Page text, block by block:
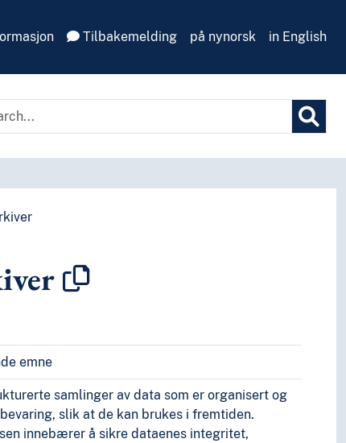
Tilbakemelding på nynorsk in English
emne
samlinger av data som er organisert og
slik at de kan brukes i fremtiden.
innebærer å sikre dataenes integritet,